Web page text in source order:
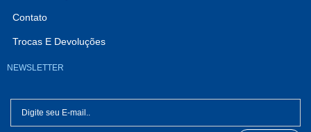
Contato
Trocas E Devoluções
NEWSLETTER